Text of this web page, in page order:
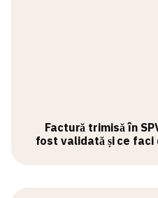
Factură trimisă în
fost validată și ce